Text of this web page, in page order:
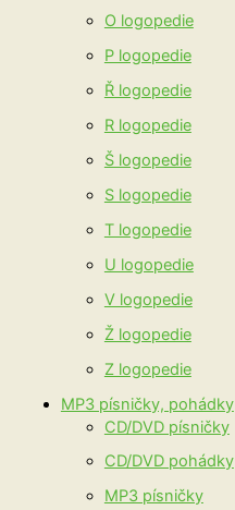
O logopedie
P logopedie
Ř logopedie
R logopedie
Š logopedie
S logopedie
T logopedie
U logopedie
V logopedie
Ž logopedie
Z logopedie
MP3 písničky, pohádky
CD/DVD písničky
CD/DVD pohádky
MP3 písničky